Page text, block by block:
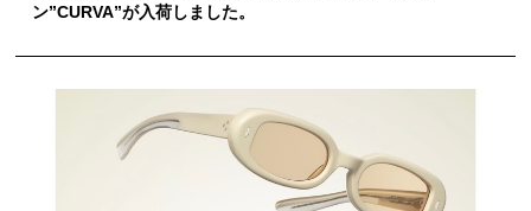
ン”CURVA”が入荷しました。